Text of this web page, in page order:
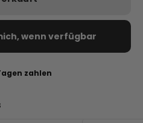
wenn verfügbar
zahlen